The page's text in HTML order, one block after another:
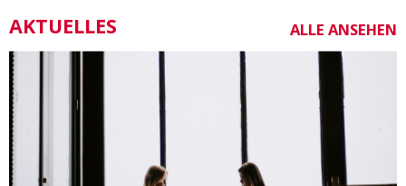
AKTUELLES ALLE ANSEHEN